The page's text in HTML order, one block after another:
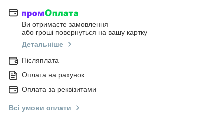
Ви отримаєте замовлення
або гроші повернуться на вашу картку
Детальніше
Післяплата
Оплата на рахунок
Оплата за реквізитами
Всі умови оплати